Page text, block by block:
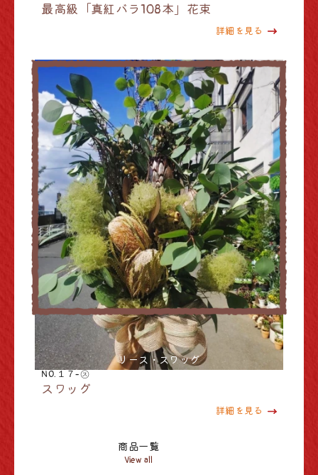
最高級「真紅バラ108本」花束
詳細を見る
リース・スワッグ
NO.１７-㋜
スワッグ
詳細を見る
商品一覧
View all